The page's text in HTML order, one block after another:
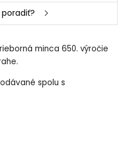
minca 650. výročie
spolu s